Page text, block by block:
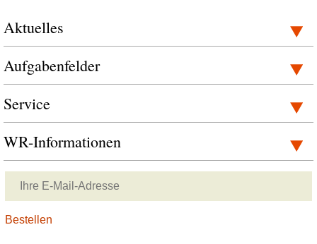
Aktuelles
Aufgabenfelder
Service
WR-Informationen